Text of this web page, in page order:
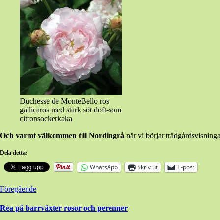
Duchesse de MonteBello ros
gallicaros med stark söt doft-som
citronsockerkaka
Och varmt välkommen till Nordingrå när vi börjar
Dela detta:
WhatsApp Skriv ut E-post
Inläggsnavigering
Föregående
Rea på barrväxter rosor och perenner